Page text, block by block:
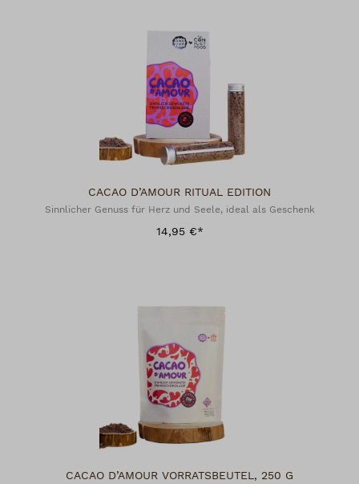
CACAO D’AMOUR RITUAL EDITION
Sinnlicher Genuss für Herz und Seele, ideal als Geschenk
14,95 €*
CACAO D’AMOUR VORRATSBEUTEL, 250 G